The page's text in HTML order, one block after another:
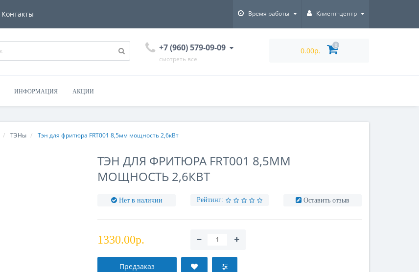
Контакты Время работы Клиент-центр
+7 (960) 579-09-09
смотреть все
0.00р.
0
ИНФОРМАЦИЯ АКЦИИ
ТЭНы Тэн для фритюра FRT001 8,5мм мощность 2,6кВт
ТЭН ДЛЯ ФРИТЮРА FRT001 8,5ММ
МОЩНОСТЬ 2,6КВТ
Нет в наличии Рейтинг: Оставить отзыв
1330.00р.
Предзаказ